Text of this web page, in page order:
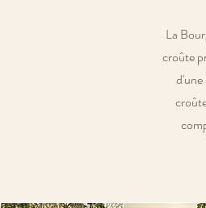
La
croûte